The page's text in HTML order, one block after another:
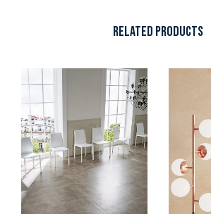
RELATED PRODUCTS